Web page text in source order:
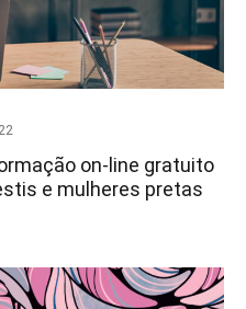
on-line gratuito
e mulheres pretas